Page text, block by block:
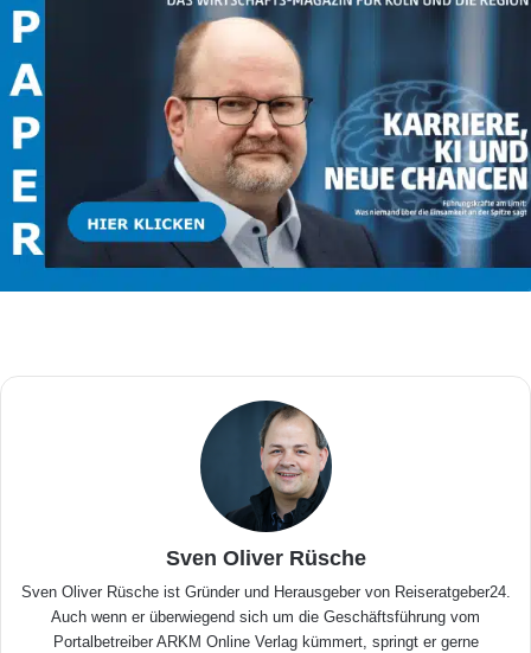
Sven Oliver Rüsche
Sven Oliver Rüsche ist Gründer und Herausgeber von Reiseratgeber24.
Auch wenn er überwiegend sich um die Geschäftsführung vom
Portalbetreiber ARKM Online Verlag kümmert, springt er gerne